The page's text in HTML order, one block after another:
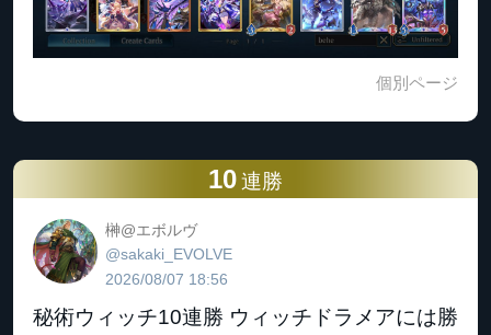
個別ページ
10 連勝
榊@エボルヴ
@sakaki_EVOLVE
2026/08/07 18:56
秘術ウィッチ10連勝 ウィッチドラメアには勝